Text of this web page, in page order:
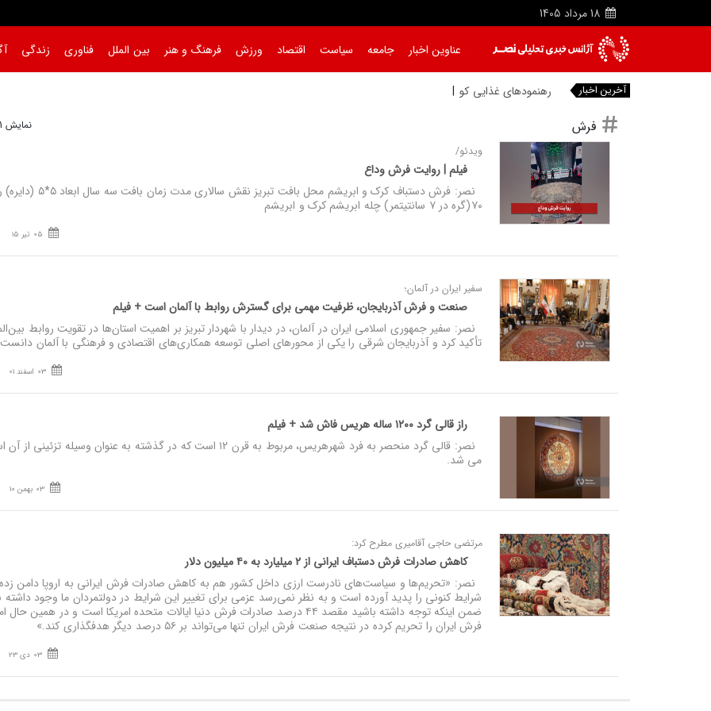
18 مرداد 1405
عناوین اخبار جامعه سیاست اقتصاد ورزش فرهنگ و هنر بین الملل فناوری زندگی
آخرین اخبار رهنمودهای غذایی کودکان
فرش
نمایش 1 تا 4 از 4
ویدئو/
فیلم | روایت فرش وداع
نصر: فرش دستباف کرک و ابریشم محل بافت تبریز
۷۰(گره در ۷ سانتیتمر) چله ابریشم کرک و ابریشم
05 تیر 15
سفیر ایران در آلمان؛
صنعت و فرش آذربایجان، ظرفیت مهمی برای گسترش روابط با آلمان است + فیلم
نصر: سفیر جمهوری اسلامی ایران در آلمان، در دیدار با شهردار تبریز بر اهمیت استان‌ها در تقویت روابط
تأکید کرد و آذربایجان شرقی را یکی از محورهای اصلی توسعه همکاری‌های اقتصادی و فرهنگی با آلمان
03 اسفند 01
راز قالی گرد ۱۲۰۰ ساله هریس فاش شد + فیلم
نصر: قالی گرد منحصر به فرد شهرهریس، مربوط به قرن ۱۲ است که در گذشته به عنوان وسیله تزئینی
می شد.
03 بهمن 10
مرتضی حاجی آقامیری مطرح کرد:
کاهش صادرات فرش دستباف ایرانی از ۲ میلیارد به ۴۰ میلیون دلار
نصر: «تحریم‌ها و سیاست‌های نادرست ارزی داخل کشور هم به کاهش صادرات فرش ایرانی به اروپا دامن
شرایط کنونی را پدید آورده است و به نظر نمی‌رسد عزمی برای تغییر این شرایط در دولتمردان ما وجود داشته
ضمن اینکه توجه داشته باشید مقصد ۴۴ درصد صادرات فرش دنیا ایالات متحده امریکا است و در همین حال
فرش ایران را تحریم کرده در نتیجه صنعت فرش ایران تنها می‌تواند بر ۵۶ درصد دیگر هدفگذاری کند.»
03 دی 23